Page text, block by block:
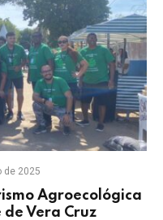
de 2025
Agroecológica
Vera Cruz